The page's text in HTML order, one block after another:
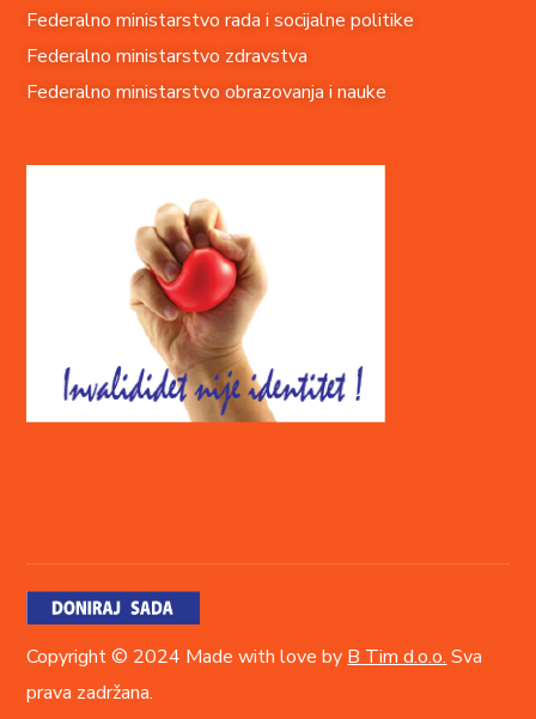
Federalno ministarstvo rada i socijalne politike
Federalno ministarstvo zdravstva
Federalno ministarstvo obrazovanja i nauke
Copyright © 2024 Made with love byB Tim d.o.o.Sva
prava zadržana.